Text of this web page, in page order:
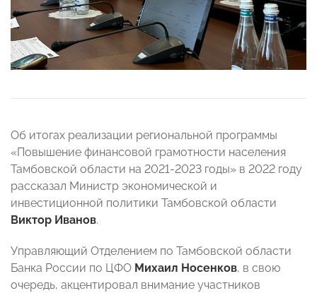
Об итогах реализации региональной программы
«Повышение финансовой грамотности населения
Тамбовской области на 2021-2023 годы» в 2022 году
рассказал Министр экономической и
инвестиционной политики Тамбовской области
Виктор Иванов.
Управляющий Отделением по Тамбовской области
Банка России по ЦФО Михаил Носенков, в свою
очередь, акцентировал внимание участников